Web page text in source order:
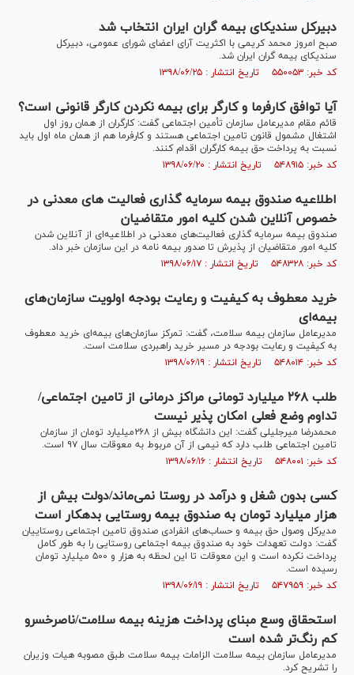
دبیرکل سندیکای بیمه گران ایران انتخاب شد
صبح امروز محمد کریمی با اکثریت آرای اعضای شورای عمومی، دبیرکل
سندیکای بیمه گران ایران شد.
کد خبر: ۵۵۰۰۵۳ تاریخ انتشار : ۱۳۹۸/۰۶/۲۵
آیا توافق کارفرما و کارگر برای بیمه نکردن کارگر قانونی است؟
قائم مقام مدیرعامل سازمان تأمین اجتماعی گفت: کارگران از همان روز اول
اشتغال مشمول قانون تامین اجتماعی هستند و کارفرما هم از همان ماه اول باید
نسبت به پرداخت حق بیمه کارگران اقدام کنند.
کد خبر: ۵۴۸۹۱۵ تاریخ انتشار : ۱۳۹۸/۰۶/۲۰
اطلاعیه صندوق بیمه سرمایه گذاری فعالیت های معدنی در
خصوص آنلاین شدن کلیه امور متقاضیان
صندوق بیمه سرمایه گذاری فعالیت‌های معدنی در اطلاعیه‌ای از آنلاین شدن
کلیه امور متقاضیان از پذیرش تا صدور بیمه نامه در این سازمان خبر داد.
کد خبر: ۵۴۸۳۲۸ تاریخ انتشار : ۱۳۹۸/۰۶/۱۷
خرید معطوف به کیفیت و رعایت بودجه اولویت سازمان‌های
بیمه‌ای
مدیرعامل سازمان بیمه سلامت، گفت: تمرکز سازمان‌های بیمه‌ای خرید معطوف
به کیفیت و رعایت بودجه در مسیر خرید راهبردی سلامت است.
کد خبر: ۵۴۸۰۱۴ تاریخ انتشار : ۱۳۹۸/۰۶/۱۹
طلب ۲۶۸ میلیارد تومانی مراکز درمانی از تامین اجتماعی/
تداوم وضع فعلی امکان پذیر نیست
محمدرضا میرجلیلی گفت: این دانشگاه بیش از ۲۶۸میلیارد تومان از سازمان
تامین اجتماعی طلب دارد که نیمی از آن مربوط به معوقات سال ۹۷ است.
کد خبر: ۵۴۸۰۰۱ تاریخ انتشار : ۱۳۹۸/۰۶/۱۶
کسی بدون شغل و درآمد در روستا نمی‌ماند/دولت بیش از
هزار میلیارد تومان به صندوق بیمه روستایی بدهکار است
مدیرکل وصول حق بیمه و حساب‌های انفرادی صندوق تامین اجتماعی روستاییان
گفت: دولت تعهدات خود به صندوق بیمه اجتماعی روستایی را به طور کامل
پرداخت نکرده است و این معوقات تا این لحظه به هزار و ۵۰۰ میلیارد تومان
رسیده است.
کد خبر: ۵۴۷۹۵۹ تاریخ انتشار : ۱۳۹۸/۰۶/۱۹
استحقاق وسع مبنای پرداخت هزینه بیمه سلامت/ناصرخسرو
کم رنگ‌تر شده است
مدیرعامل سازمان بیمه سلامت الزامات بیمه سلامت طبق مصوبه هیات وزیران
را تشریح کرد.